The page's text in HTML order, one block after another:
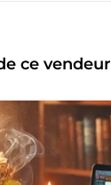
ce vendeur